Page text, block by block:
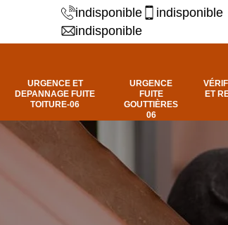
indisponible
indisponible
indisponible
URGENCE ET
DEPANNAGE FUITE
TOITURE-06
URGENCE
FUITE
GOUTTIÈRES
06
ET